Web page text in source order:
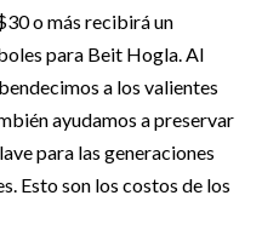
o más recibirá un
para Beit Hogla. Al
a los valientes
ayudamos a preservar
para las generaciones
Esto son los costos de los